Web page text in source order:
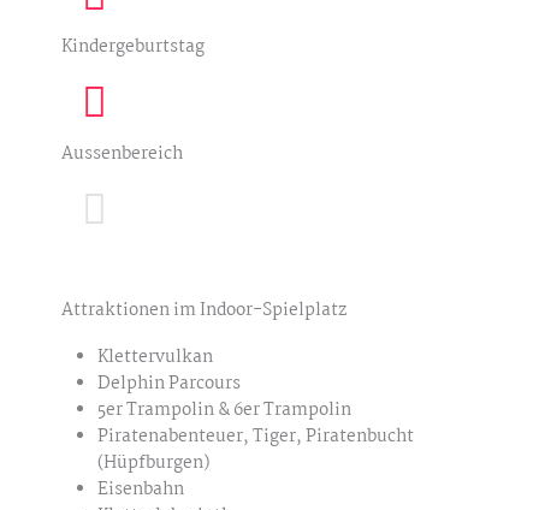
Kindergeburtstag
Aussenbereich
Attraktionen im Indoor-Spielplatz
Klettervulkan
Delphin Parcours
5er Trampolin & 6er Trampolin
Piratenabenteuer, Tiger, Piratenbucht
(Hüpfburgen)
Eisenbahn